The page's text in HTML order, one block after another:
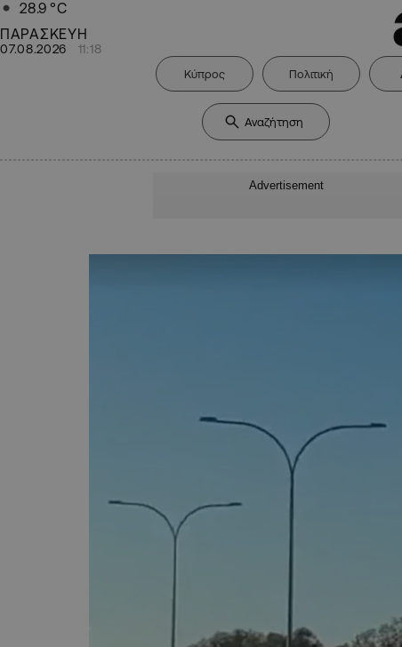
28.9 °C
ΠΑΡΑΣΚΕΥΗ
07.08.2026 11:18
Κύπρος Πολιτική
Advertisement